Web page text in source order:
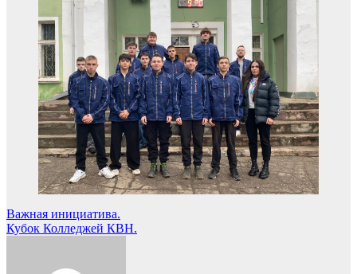
Навигация
по
Важная инициатива.
Кубок Колледжей КВН.